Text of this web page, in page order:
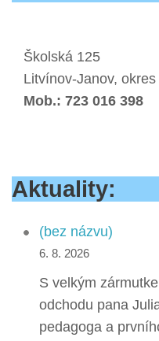
Školská 125
Litvínov-Janov, okres
Mob.: 723 016 398
Aktuality:
(bez názvu)
6. 8. 2026
S velkým
odchodu pana
pedagoga a